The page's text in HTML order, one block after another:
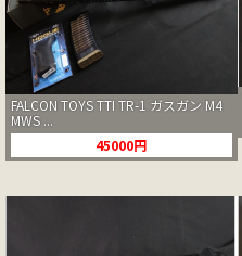
FALCON TOYS TTI TR-1 ガスガン M4
MWS ...
45000円